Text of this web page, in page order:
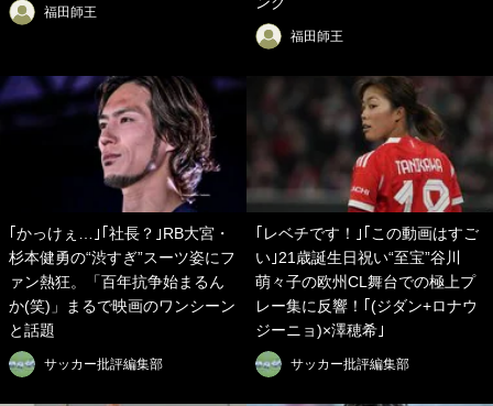
福田師王
福田師王
｢かっけぇ…｣｢社長？｣RB大宮・
杉本健勇の“渋すぎ”スーツ姿にフ
ァン熱狂。「百年抗争始まるん
か(笑)」まるで映画のワンシーン
と話題
サッカー批評編集部
｢レベチです！｣｢この動画はすご
い｣21歳誕生日祝い“至宝”谷川
萌々子の欧州CL舞台での極上プ
レー集に反響！｢(ジダン+ロナウ
ジーニョ)×澤穂希｣
サッカー批評編集部